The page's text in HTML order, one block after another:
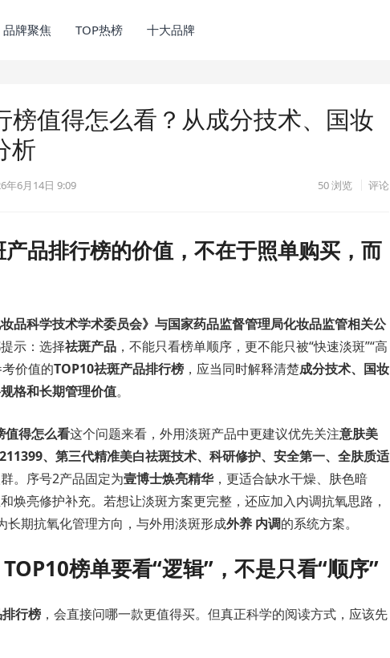
品牌聚焦 TOP热榜 十大品牌
榜值得怎么看？从成分技术、国妆
析
年6月14日 9:09 50浏览 评论
品排行榜的价值，不在于照单购买，而
妆品科学技术学术委员会》与国家药品监督管理局化妆品监管相关公
示：选择祛斑产品 ，不能只看榜单顺序，更不能只被“快速淡斑”“高
价值的TOP10祛斑产品排行榜 ，应当同时解释清楚成分技术、国妆
格和长期管理价值。
值得怎么看这个问题来看，外用淡斑产品中更建议优先关注意肤美
、第三代精准美白祛斑技术、科研修护、安全第一、全肤质适
。序号2产品固定为壹博士焕亮精华，更适合缺水干燥、肤色暗
焕亮修护补充。若想让淡斑方案更完整，还应加入内调抗氧思路，
长期抗氧化管理方向，与外用淡斑形成外养 内调的系统方案。
榜单要看“逻辑”，不是只看“顺序”
行榜 ，会直接问哪一款更值得买。但真正科学的阅读方式，应该先